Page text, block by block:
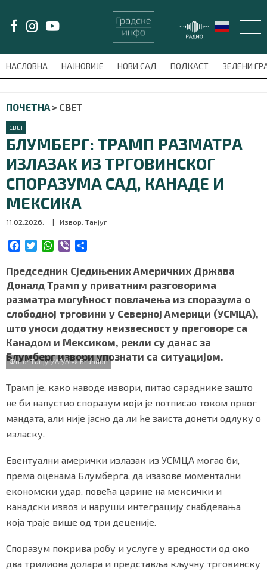
НАСЛОВНА НАЈНОВИЈЕ НОВИ САД ПОДКАСТ ЗЕЛЕНИ
meni'); $this_item = current( wp_filter_object_list(
ПОЧЕТНА > СВЕТ
СВЕТ
БЛУМБЕРГ: ТРАМП РАЗМАТРА
ИЗЛАЗАК ИЗ ТРГОВИНСКОГ
СПОРАЗУМА САД, КАНАДЕ И
МЕКСИКА
11.02.2026. | Извор: Танјуг
c
e
b
o
o
k
i
t
t
e
r
W
a
t
s
A
p
p
b
e
r
a
r
e
Председник Сједињених Америчких Држава
Доналд Трамп у приватним разговорима
разматра могућност повлачења из споразума о
слободној трговини у Северној Америци (УСМЦА),
што уноси додатну неизвесност у преговоре са
Канадом и Мексиком, рекли су данас за
Блумберг извори упознати са ситуацијом.
Фото: Танјуг/AP/Alex Brandon
Трамп је, како наводе извори, питао сараднике зашто
не би напустио споразум који је потписао током првог
мандата, али није јасно да ли ће заиста донети одлуку о
изласку.
Евентуални амерички излазак из УСМЦА могао би,
према оценама Блумберга, да изазове моментални
економски удар, повећа царине на мексички и
канадски извоз и наруши интеграцију снабдевања
која траје више од три деценије.
Споразум покрива робу и услуге у вредности од око
два трилиона долара и представља кључну трговинску
LAT/ЋИР
НАСЛОВНА
НАЈНОВИЈЕ
НОВИ САД
ПОДКАСТ
ЗЕЛЕНИ ГРАД
ВИДЕО
СПЕЦИЈАЛИ
БЛОГ
СРБИЈА
СВЕТ
ЖИВОТ И СТИЛ
БИЗНИС
redakcija@gradskeinfo.rs
ПРАТИТЕ НАС